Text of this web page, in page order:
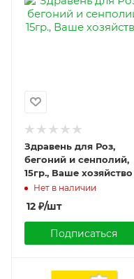
Здравень для Роз,
бегоний и сенполий,
15гр., Ваше хозяйство
Нет в наличии
12 ₽/шт
Подписаться